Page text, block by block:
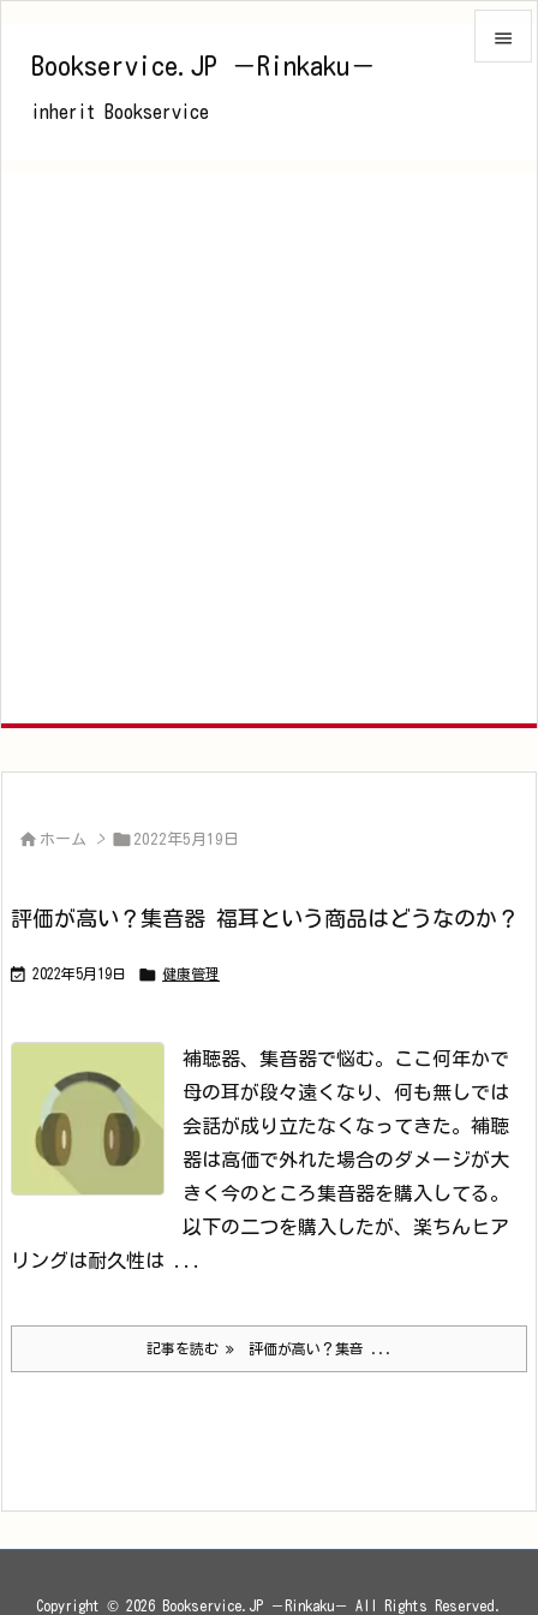
Bookservice.JP －Rinkaku－
inherit Bookservice

 ホーム >  2022年5月19日
評価が高い？集音器 福耳という商品はどうなのか？
 2022年5月19日  健康管理
補聴器、集音器で悩む。
ここ何年かで
母の耳が段々遠くなり、何も無しでは
会話が成り立たなくなってきた。補聴
器は高価で外れた場合のダメージが大
きく今のところ集音器を購入してる。
以下の二つを購入したが、楽ちんヒア
リングは耐久性は ...
記事を読む 評価が高い？集音 ...
Copyright © 2026 Bookservice.JP －Rinkaku－ All Rights Reserved.